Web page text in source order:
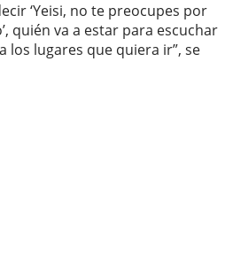
‘Yeisi, no te preocupes por
quién va a estar para escuchar
los lugares que quiera ir”, se